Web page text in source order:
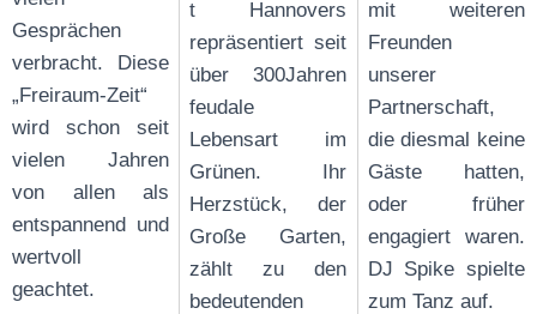
Gesprächen
verbracht. Diese
„Freiraum-Zeit“
wird schon seit
vielen Jahren
von allen als
entspannend und
wertvoll
geachtet.
t Hannovers
repräsentiert seit
über 300Jahren
feudale
Lebensart im
Grünen. Ihr
Herzstück, der
Große Garten,
zählt zu den
bedeutenden
mit weiteren
Freunden
unserer
Partnerschaft,
die diesmal keine
Gäste hatten,
oder früher
engagiert waren.
DJ Spike spielte
zum Tanz auf.